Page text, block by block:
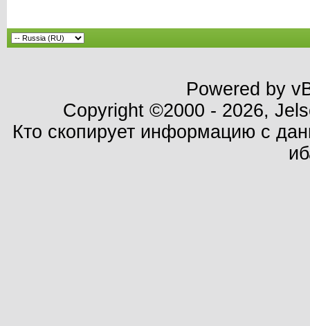
Powered by
Copyright ©2000 - 2026,
Кто скопирует информацию с